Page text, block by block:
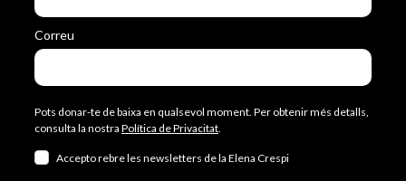
Correu
Pots donar-te de baixa en qualsevol moment. Per obtenir més detalls,
consulta la nostra Política de Privacitat
Accepto rebre les newsletters de la Elena Crespi